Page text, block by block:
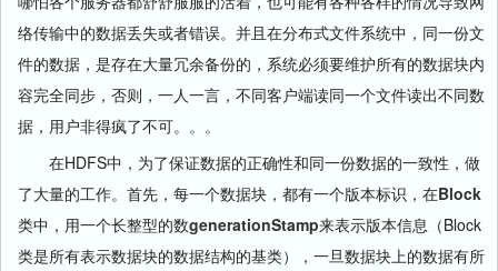
络传输中的数据丢失或者错误。并且在分布式文件系统中，同一份文
件的数据，是存在大量冗余备份的，系统必须要维护所有的数据块内
容完全同步，否则，一人一言，不同客户端读同一个文件读出不同数
据，用户非得疯了不可。。。
在HDFS中，为了保证数据的正确性和同一份数据的一致性，做
了大量的工作。首先，每一个数据块，都有一个版本标识，在Block
类中，用一个长整型的数generationStamp来表示版本信息（Block
类是所有表示数据块的数据结构的基类），一旦数据块上的数据有所